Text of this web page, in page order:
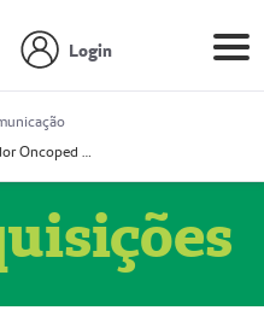
Login
Prestador Oncoped Serviços Médicos (51004335-0)